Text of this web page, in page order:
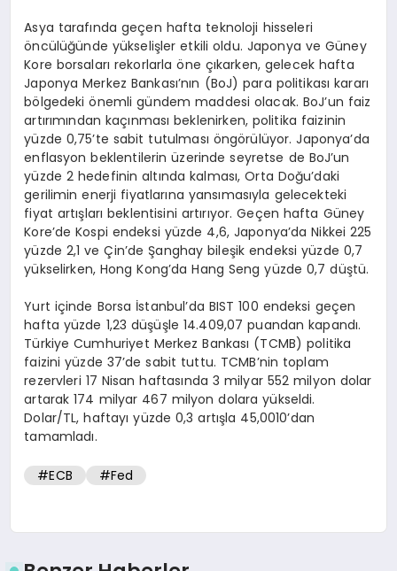
Asya tarafında geçen hafta teknoloji hisseleri
öncülüğünde yükselişler etkili oldu. Japonya ve Güney
Kore borsaları rekorlarla öne çıkarken, gelecek hafta
Japonya Merkez Bankası’nın (BoJ) para politikası kararı
bölgedeki önemli gündem maddesi olacak. BoJ’un faiz
artırımından kaçınması beklenirken, politika faizinin
yüzde 0,75’te sabit tutulması öngörülüyor. Japonya’da
enflasyon beklentilerin üzerinde seyretse de BoJ’un
yüzde 2 hedefinin altında kalması, Orta Doğu’daki
gerilimin enerji fiyatlarına yansımasıyla gelecekteki
fiyat artışları beklentisini artırıyor. Geçen hafta Güney
Kore’de Kospi endeksi yüzde 4,6, Japonya’da Nikkei 225
yüzde 2,1 ve Çin’de Şanghay bileşik endeksi yüzde 0,7
yükselirken, Hong Kong’da Hang Seng yüzde 0,7 düştü.
Yurt içinde Borsa İstanbul’da BIST 100 endeksi geçen
hafta yüzde 1,23 düşüşle 14.409,07 puandan kapandı.
Türkiye Cumhuriyet Merkez Bankası (TCMB) politika
faizini yüzde 37’de sabit tuttu. TCMB’nin toplam
rezervleri 17 Nisan haftasında 3 milyar 552 milyon dolar
artarak 174 milyar 467 milyon dolara yükseldi.
Dolar/TL, haftayı yüzde 0,3 artışla 45,0010’dan
tamamladı.
#ECB #Fed